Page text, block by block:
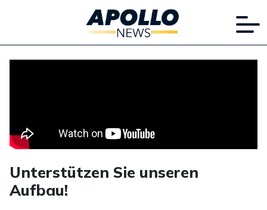
Unterstützen Sie unseren
Aufbau!